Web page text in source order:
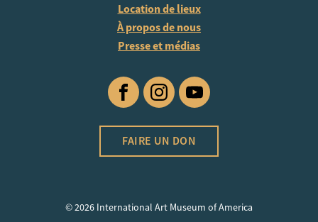
Location de lieux
À propos de nous
Presse et médias
FacebookInstagramYouTube
FAIRE UN DON
© 2026 International Art Museum of America